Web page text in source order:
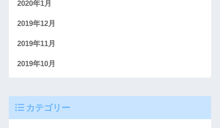
2020年1月
2019年12月
2019年11月
2019年10月
カテゴリー